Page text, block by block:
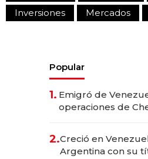
Inversiones
Mercados
Popular
1. Emigró de
operaciones de
2.Creció en
Argentina con su